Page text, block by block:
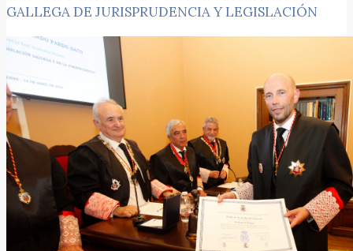
GALLEGA DE JURISPRUDENCIA Y LEGISLACIÓN